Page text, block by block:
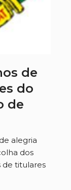
de
do
de
alegria
dos
de titulares